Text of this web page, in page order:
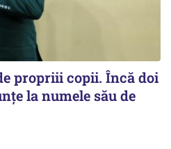
propriii copii. Încă doi
la numele său de